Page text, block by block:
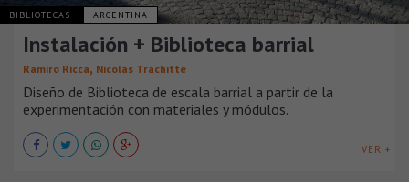
BIBLIOTECAS ARGENTINA
Instalación + Biblioteca barrial
Ramiro Ricca, Nicolás Trachitte
Diseño de Biblioteca de escala barrial a partir de la
experimentación con materiales y módulos.
VER +